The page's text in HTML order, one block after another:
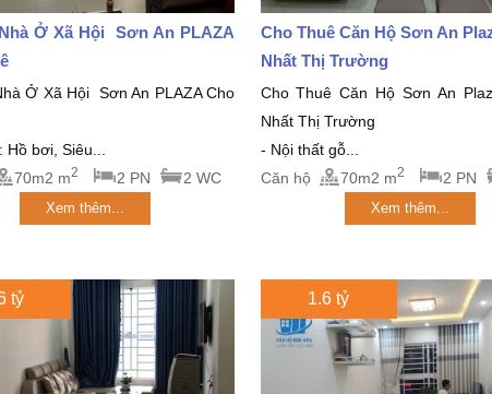
Ở Xã Hội Sơn An PLAZA
Ở Xã Hội Sơn An PLAZA Cho
Hồ bơi, Siêu...
70m2 m2 2 PN 2 WC
Xem thêm...
Cho Thuê Căn Hộ Sơn An
Nhất Thị Trường
Cho Thuê Căn Hộ Sơn An
Nhất Thị Trường
- Nội thất gỗ...
Căn hộ
70m2 m2 2 PN
Xem thêm...
tỷ 1.6 tỷ